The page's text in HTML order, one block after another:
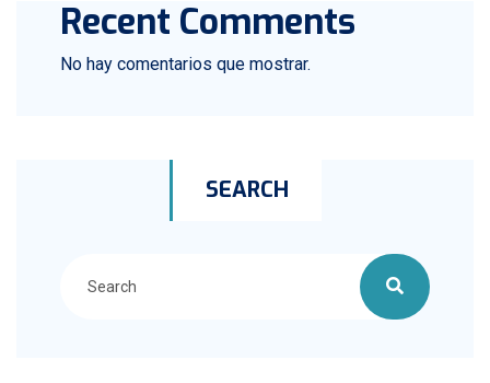
Recent Comments
No hay comentarios que mostrar.
SEARCH